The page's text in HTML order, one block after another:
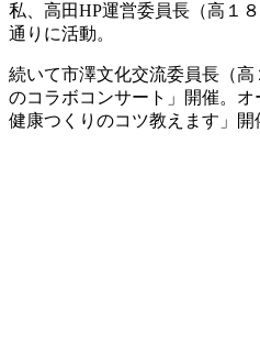
私、高田HP運営委員長（高１
通りに活動。
続いて市澤文化交流委員長（
のコラボコンサート」開催。
健康つくりのコツ教えます」開